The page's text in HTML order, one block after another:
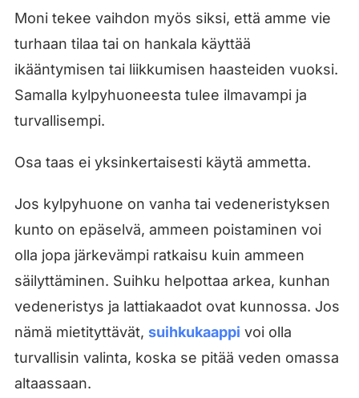
Moni tekee vaihdon myös siksi, että amme vie
turhaan tilaa tai on hankala käyttää
ikääntymisen tai liikkumisen haasteiden vuoksi.
Samalla kylpyhuoneesta tulee ilmavampi ja
turvallisempi.
Osa taas ei yksinkertaisesti käytä ammetta.
Jos kylpyhuone on vanha tai vedeneristyksen
kunto on epäselvä, ammeen poistaminen voi
olla jopa järkevämpi ratkaisu kuin ammeen
säilyttäminen. Suihku helpottaa arkea, kunhan
vedeneristys ja lattiakaadot ovat kunnossa. Jos
nämä mietityttävät, suihkukaappi voi olla
turvallisin valinta, koska se pitää veden omassa
altaassaan.